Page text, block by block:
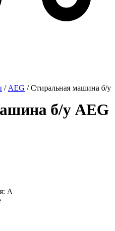
/ AEG / Стиральная машина б/у
б/у AEG
A